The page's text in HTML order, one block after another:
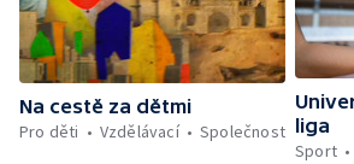
Na cestě za dětmi
Pro děti
Vzdělávací Společnost liga
Sport